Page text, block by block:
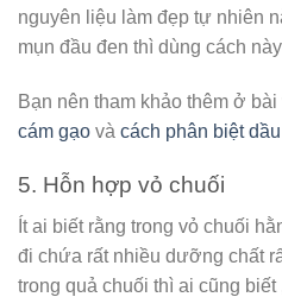
nguyên liệu làm đẹp tự nhiên
mụn đầu đen thì dùng cách
Bạn nên tham khảo thêm ở bài
cám gạo và cách phân biệt
5. Hỗn hợp vỏ chuối
Ít ai biết rằng trong vỏ chuối
đi chứa rất nhiều dưỡng chất
trong quả chuối thì ai cũng